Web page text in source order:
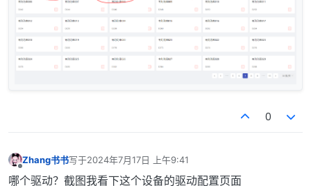
0
Zhang书书写于2024年7月17日 上午9:41
最后由 编辑
哪个驱动？截图我看下这个设备的驱动配置页面